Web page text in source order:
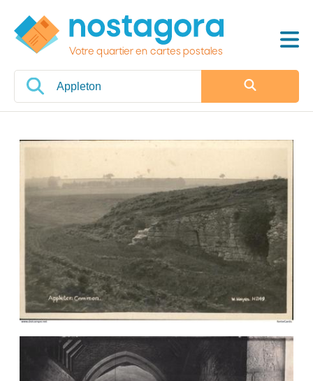
Votre quartier en cartes postales